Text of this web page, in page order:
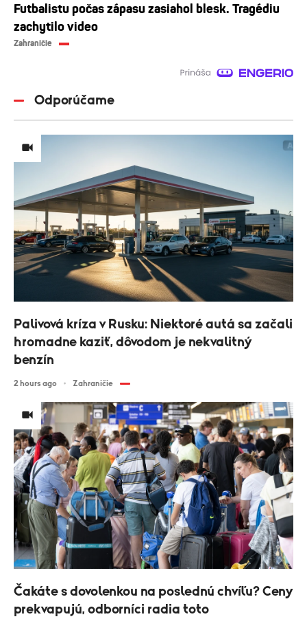
Futbalistu počas zápasu zasiahol blesk. Tragédiu
zachytilo video
Zahraničie
Odporúčame
Palivová kríza v Rusku: Niektoré autá sa začali
hromadne kaziť, dôvodom je nekvalitný
benzín
2 hours ago Zahraničie
Čakáte s dovolenkou na poslednú chvíľu? Ceny
prekvapujú, odborníci radia toto